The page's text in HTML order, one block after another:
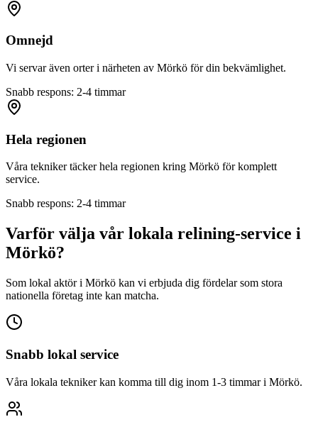
Omnejd
Vi servar även orter i närheten av Mörkö för din bekvämlighet.
Snabb respons: 2-4 timmar
Hela regionen
Våra tekniker täcker hela regionen kring Mörkö för komplett
service.
Snabb respons: 2-4 timmar
Varför välja vår lokala relining-service i
Mörkö?
Som lokal aktör i Mörkö kan vi erbjuda dig fördelar som stora
nationella företag inte kan matcha.
Snabb lokal service
Våra lokala tekniker kan komma till dig inom 1-3 timmar i Mörkö.